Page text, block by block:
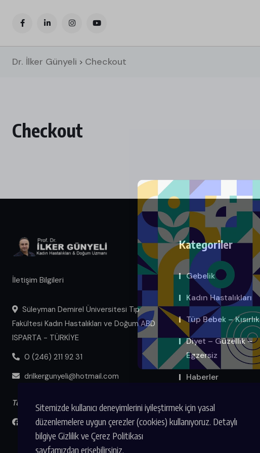
Sitemizde kullanıcı deneyimlerini iyileştirmek için yasal
düzenlemelere uygun çerezler (cookies) kullanıyoruz. Detaylı
bilgiye Gizlilik ve Çerez Politikası
sayfamızdan erişebilirsiniz.
Dr. İlker Günyeli > Checkout
Checkout
İletişim Bilgileri
Süleyman Demirel Üniversitesi Tıp
Fakültesi Kadın Hastalıkları ve Doğum ABD
ISPARTA - TÜRKİYE
0 (246) 211 92 31
drilkergunyeli@hotmail.com
Takip Et
Kategoriler
Gebelik
Kadın Hastalıkları
Tüp Bebek – Kısırlık
Diyet – Güzellik –
Egzersiz
Haberler